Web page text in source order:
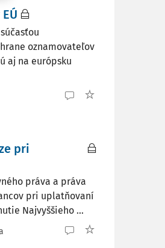
oznamovateľov
aj na európsku
pri
práva a práva
pri uplatňovaní
Najvyššieho ...